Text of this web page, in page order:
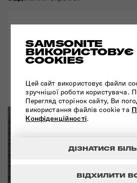
SAMSONITE
ВИКОРИСТОВУЄ
COOKIES
Цей сайт використовує файли
зручнішої роботи користувача.
Перегляд сторінок сайту, Ви
використання файлів cookie та
Конфіденційності.
ВІДХИЛИТИ
ДІЗНАТИСЯ